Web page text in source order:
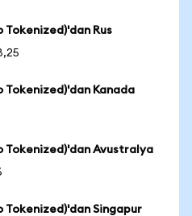
Tokenized)'dan Rus
Tokenized)'dan Kanada
Tokenized)'dan Avustralya
Tokenized)'dan Singapur